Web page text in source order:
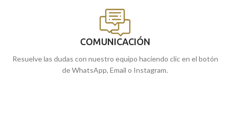
COMUNICACIÓN
Resuelve las dudas con nuestro equipo haciendo clic en el botón
de WhatsApp, Email o Instagram.